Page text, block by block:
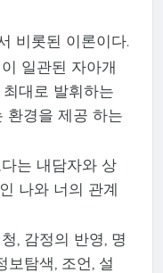
비롯된 이론이다.
일관된 자아개
대로 발휘하는
환경을 제공 하는
는 내담자와 상
나와 너의 관계
, 감정의 반영, 명
보탐색, 조언, 설